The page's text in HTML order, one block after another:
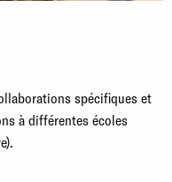
spécifiques et
à différentes écoles